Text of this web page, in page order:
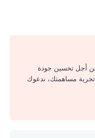
من أجل تحسين جودة
تجربة مساهمتك، ندعوك